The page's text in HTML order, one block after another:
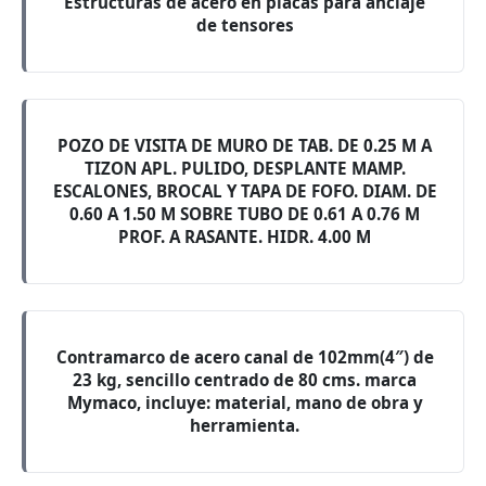
de tensores
POZO DE VISITA DE MURO DE TAB. DE 0.25 M A
TIZON APL. PULIDO, DESPLANTE MAMP.
ESCALONES, BROCAL Y TAPA DE FOFO. DIAM. DE
0.60 A 1.50 M SOBRE TUBO DE 0.61 A 0.76 M
PROF. A RASANTE. HIDR. 4.00 M
Contramarco de acero canal de 102mm(4″) de
23 kg, sencillo centrado de 80 cms. marca
Mymaco, incluye: material, mano de obra y
herramienta.